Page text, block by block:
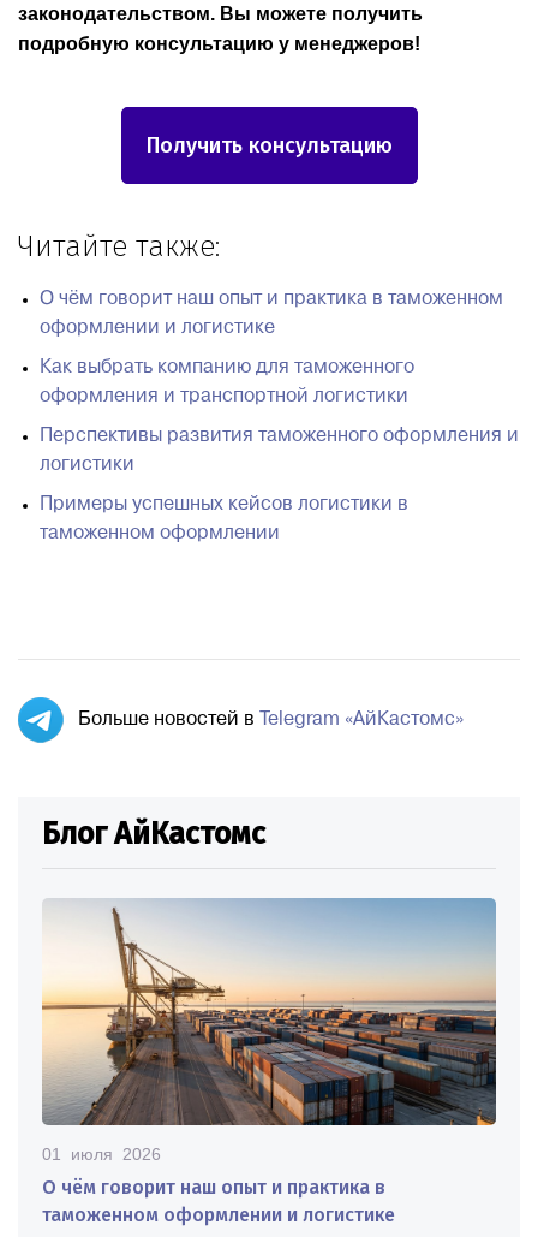
законодательством. Вы можете получить
подробную консультацию у менеджеров!
Получить консультацию
Читайте также:
О чём говорит наш опыт и практика в таможенном
оформлении и логистике
Как выбрать компанию для таможенного
оформления и транспортной логистики
Перспективы развития таможенного оформления и
логистики
Примеры успешных кейсов логистики в
таможенном оформлении
Больше новостей в Telegram «АйКастомс»
Блог АйКастомс
01 июля 2026
О чём говорит наш опыт и практика в
таможенном оформлении и логистике